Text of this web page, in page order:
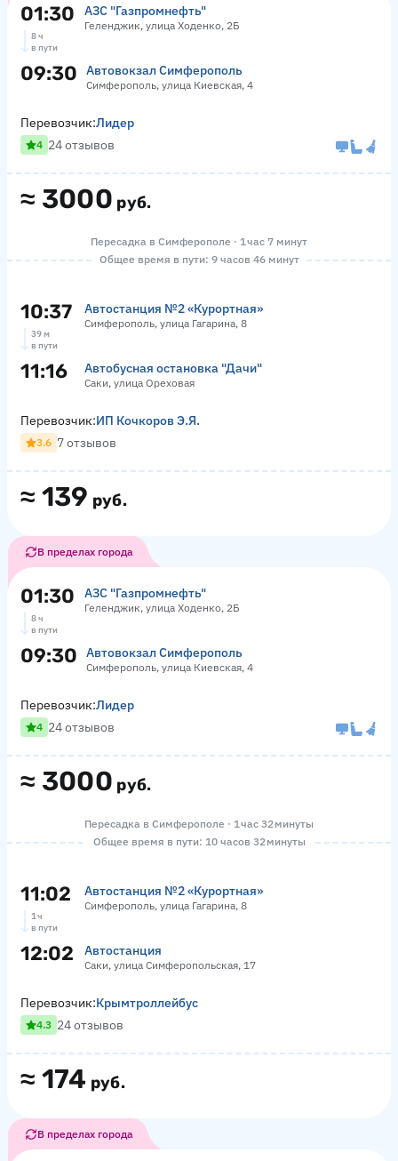
01:30 АЗС "Газпромнефть"
Геленджик, улица Ходенко, 2Б
8 ч
в пути
09:30 Автовокзал Симферополь
Симферополь, улица Киевская, 4
≈ 3000 руб.
Перевозчик:Лидер
4 24 отзывов
Пересадка в Симферополе · 1 час 7 минут
Общее время в пути: 9 часов 46 минут
10:37 Автостанция №2 «Курортная»
Симферополь, улица Гагарина, 8
39 м
в пути
11:16 Автобусная остановка "Дачи"
Саки, улица Ореховая
≈ 139 руб.
Перевозчик:ИП Кочкоров Э.Я.
3.6 7 отзывов
В пределах города
01:30 АЗС "Газпромнефть"
Геленджик, улица Ходенко, 2Б
8 ч
в пути
09:30 Автовокзал Симферополь
Симферополь, улица Киевская, 4
≈ 3000 руб.
Перевозчик:Лидер
4 24 отзывов
Пересадка в Симферополе · 1 час 32 минуты
Общее время в пути: 10 часов 32 минуты
11:02 Автостанция №2 «Курортная»
Симферополь, улица Гагарина, 8
1 ч
в пути
12:02 Автостанция
Саки, улица Симферопольская, 17
≈ 174 руб.
Перевозчик:Крымтроллейбус
4.3 24 отзывов
В пределах города